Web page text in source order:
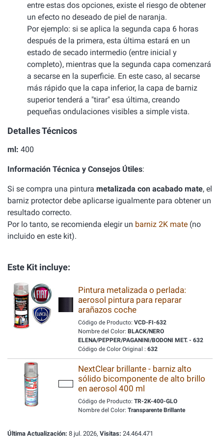
entre estas dos opciones, existe el riesgo de obtener
un efecto no deseado de piel de naranja.
Por ejemplo: si se aplica la segunda capa 6 horas
después de la primera, esta última estará en un
estado de secado intermedio (entre inicial y
completo), mientras que la segunda capa comenzará
a secarse en la superficie. En este caso, al secarse
más rápido que la capa inferior, la capa de barniz
superior tenderá a "tirar" esa última, creando
pequeñas ondulaciones visibles a simple vista.
Detalles Técnicos
ml: 400
Información Técnica y Consejos Útiles:
Si se compra una pintura metalizada con acabado mate, el
barniz protector debe aplicarse igualmente para obtener un
resultado correcto.
Por lo tanto, se recomienda elegir un barniz 2K mate (no
incluido en este kit).
Este Kit incluye:
Pintura metalizada o perlada:
aerosol pintura para reparar
arañazos coche
Código de Producto: VCD-FI-632
Nombre del Color: BLACK/NERO
ELENA/PEPPER/PAGANINI/BODONI MET. - 632
Código de Color Original : 632
NextClear brillante - barniz alto
sólido bicomponente de alto brillo
en aerosol 400 ml
Código de Producto: TR-2K-400-GLO
Nombre del Color: Transparente Brillante
Última Actualización: 8 jul. 2026, Visitas: 24.464.471